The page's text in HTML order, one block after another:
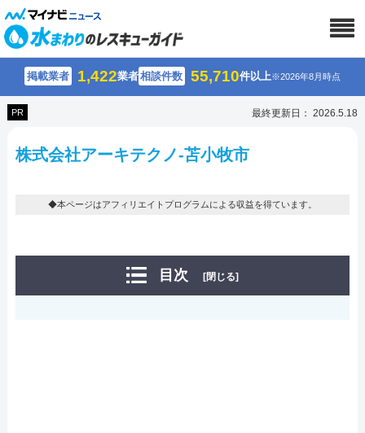
掲載業者 1,422業者相談件数 55,710件以上※2026年8月時点
PR 最終更新日： 2026.5.18
株式会社アーキテクノ-苫小牧市
◆本ページはアフィリエイトプログラムによる収益を得ています。
目次 [閉じる]